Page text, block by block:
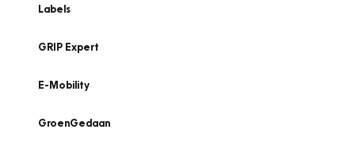
Labels
GRIP Expert
E-Mobility
GroenGedaan